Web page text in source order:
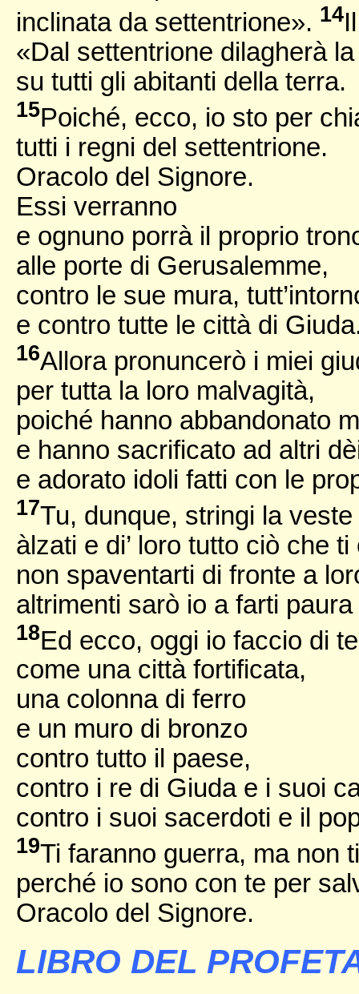
inclinata da settentrione». 14
«Dal settentrione dilagherà
su tutti gli abitanti della terra.
15Poiché, ecco, io sto per
tutti i regni del settentrione.
Oracolo del Signore.
Essi verranno
e ognuno porrà il proprio
alle porte di Gerusalemme,
contro le sue mura,
e contro tutte le città di
16Allora pronuncerò i miei
per tutta la loro malvagità,
poiché hanno abbandonato
e hanno sacrificato ad altri
e adorato idoli fatti con le
17Tu, dunque, stringi la
àlzati e di’ loro tutto ciò che
non spaventarti di fronte a
altrimenti sarò io a farti
18Ed ecco, oggi io faccio di te
come una città fortificata,
una colonna di ferro
e un muro di bronzo
contro tutto il paese,
contro i re di Giuda e i suoi
contro i suoi sacerdoti e il
19Ti faranno guerra, ma non
perché io sono con te per
Oracolo del Signore.
LIBRO DEL